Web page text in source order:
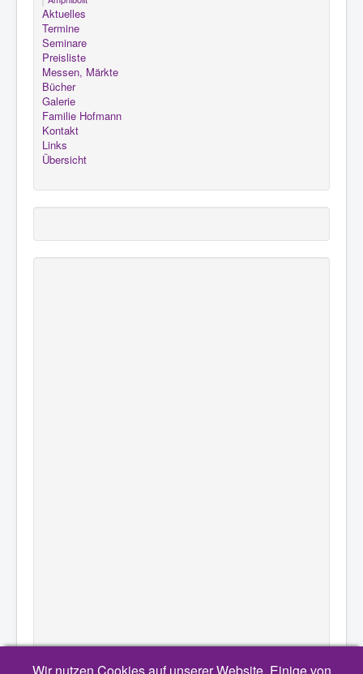
Aktuelles
Termine
Seminare
Preisliste
Messen, Märkte
Bücher
Galerie
Familie Hofmann
Kontakt
Links
Übersicht